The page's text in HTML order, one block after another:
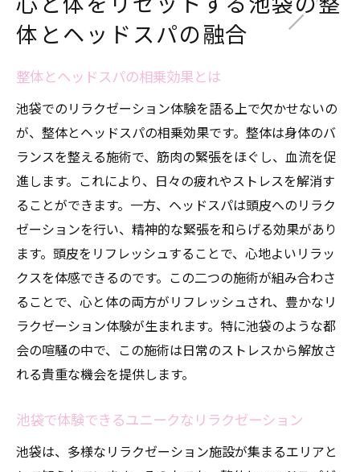
体とヘッドスパの融合
整体とヘッドスパの相乗効果とは
池袋でのリラクゼーション体験を語る上で欠かせないの
が、整体とヘッドスパの相乗効果です。整体は身体のバ
ランスを整える施術で、筋肉の緊張をほぐし、血流を促
進します。これにより、日々の疲れやストレスを解消す
ることができます。一方、ヘッドスパは頭皮へのリラク
ゼーションを行い、精神的な緊張を和らげる効果があり
ます。頭皮をリフレッシュすることで、心地よいリラッ
クスを体感できるのです。この二つの施術が組み合わさ
ることで、心と体の両方がリフレッシュされ、豊かなリ
ラクゼーション体験が生まれます。特に池袋のような都
会の喧騒の中で、この施術は日常のストレスから解放さ
れる貴重な機会を提供します。
池袋で体験できるユニークなリラクゼーション
池袋は、多様なリラクゼーション施設が集まるエリアと